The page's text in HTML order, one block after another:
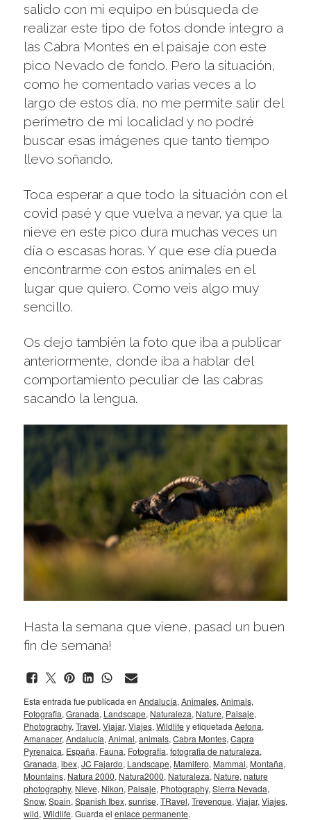
salido con mi equipo en búsqueda de
realizar este tipo de fotos donde integro a
las Cabra Montes en el paisaje con este
pico Nevado de fondo. Pero la situación,
como he comentado varias veces a lo
largo de estos día, no me permite salir del
perímetro de mi localidad y no podré
buscar esas imágenes que tanto tiempo
llevo soñando.
Toca esperar a que todo la situación con el
covid pasé y que vuelva a nevar, ya que la
nieve en este pico dura muchas veces un
día o escasas horas. Y que ese día pueda
encontrarme con estos animales en el
lugar que quiero. Como veis algo muy
sencillo.
Os dejo también la foto que iba a publicar
anteriormente, donde iba a hablar del
comportamiento peculiar de las cabras
sacando la lengua.
Hasta la semana que viene, pasad un buen
fin de semana!
Esta entrada fue publicada en Andalucía, Animales, Animals,
Fotografia, Granada, Landscape, Naturaleza, Nature, Paisaje,
Photography, Travel, Viajar, Viajes, Wildlife y etiquetada Aefona,
Amanacer, Andalucía, Animal, animals, Cabra Montes, Capra
Pyrenaica, España, Fauna, Fotografia, fotografia de naturaleza,
Granada, ibex, JC Fajardo, Landscape, Mamifero, Mammal, Montaña,
Mountains, Natura 2000, Natura2000, Naturaleza, Nature, nature
photography, Nieve, Nikon, Paisaje, Photography, Sierra Nevada,
Snow, Spain, Spanish Ibex, sunrise, TRavel, Trevenque, Viajar, Viajes,
wild, Wildlife. Guarda el enlace permanente.